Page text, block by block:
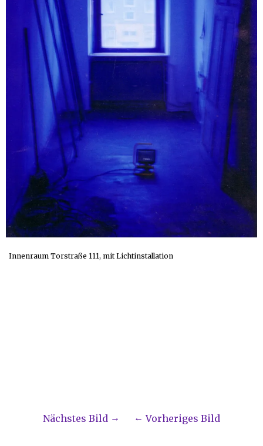
Innenraum Torstraße 111, mit Lichtinstallation
Nächstes Bild Vorheriges Bild